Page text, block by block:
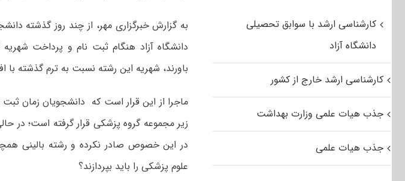
به گزارش خبرگزاری مهر، از چند روز گذشته
دانشگاه آزاد هنگام ثبت نام و پرداخت
باورند، شهریه این رشته نسبت به ترم گذشته با
ماجرا از این قرار است که دانشجویان زمان
زیر مجموعه گروه پزشکی قرار گرفته است؛ در
در این خصوص صادر نکرده و رشته بالینی
علوم پزشکی را باید بپردازند؟
کارشناسی ارشد با سوابق تحصیلی
دانشگاه آزاد
کارشناسی ارشد خارج از کشور
جذب هیات علمی وزارت بهداشت
جذب هیات علمی